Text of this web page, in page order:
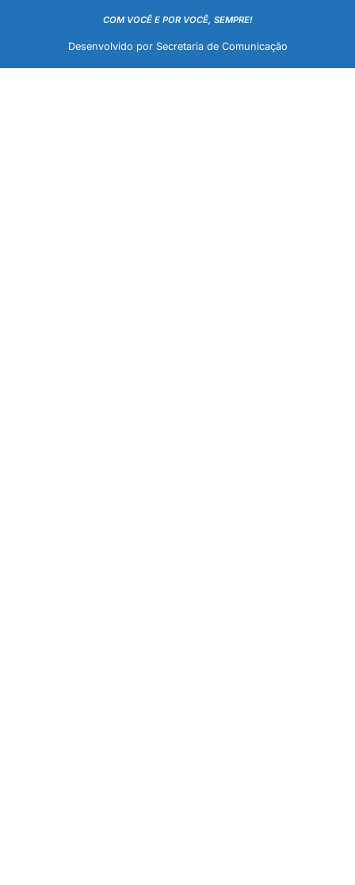
COM VOCÊ E POR VOCÊ, SEMPRE!
Desenvolvido por Secretaria de Comunicação